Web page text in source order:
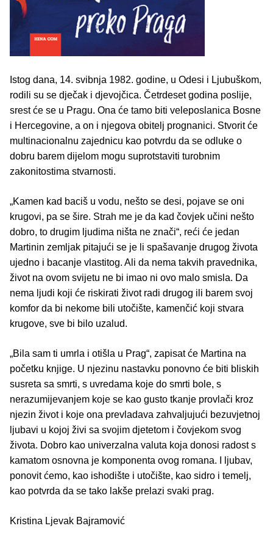
Istog dana, 14. svibnja 1982. godine, u Odesi i Ljubuškom,
rodili su se dječak i djevojčica. Četrdeset godina poslije,
srest će se u Pragu. Ona će tamo biti veleposlanica Bosne
i Hercegovine, a on i njegova obitelj prognanici. Stvorit će
multinacionalnu zajednicu kao potvrdu da se odluke o
dobru barem dijelom mogu suprotstaviti turobnim
zakonitostima stvarnosti.
„Kamen kad baciš u vodu, nešto se desi, pojave se oni
krugovi, pa se šire. Strah me je da kad čovjek učini nešto
dobro, to drugim ljudima ništa ne znači“, reći će jedan
Martinin zemljak pitajući se je li spašavanje drugog života
ujedno i bacanje vlastitog. Ali da nema takvih pravednika,
život na ovom svijetu ne bi imao ni ovo malo smisla. Da
nema ljudi koji će riskirati život radi drugog ili barem svoj
komfor da bi nekome bili utočište, kamenčić koji stvara
krugove, sve bi bilo uzalud.
„Bila sam ti umrla i otišla u Prag“, zapisat će Martina na
početku knjige. U njezinu nastavku ponovno će biti bliskih
susreta sa smrti, s uvredama koje do smrti bole, s
nerazumijevanjem koje se kao gusto tkanje provlači kroz
njezin život i koje ona prevladava zahvaljujući bezuvjetnoj
ljubavi u kojoj živi sa svojim djetetom i čovjekom svog
života. Dobro kao univerzalna valuta koja donosi radost s
kamatom osnovna je komponenta ovog romana. I ljubav,
ponovit ćemo, kao ishodište i utočište, kao sidro i temelj,
kao potvrda da se tako lakše prelazi svaki prag.
Kristina Ljevak Bajramović